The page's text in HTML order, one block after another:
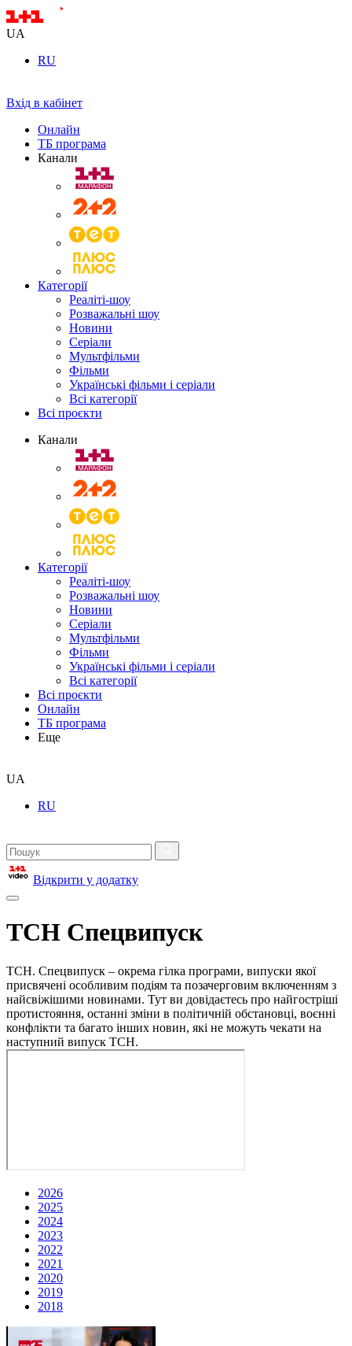
UA
RU
Вхід в кабінет
Онлайн
ТБ програма
Канали
Категорії
Реаліті-шоу
Розважальні шоу
Новини
Серіали
Мультфільми
Фільми
Українські фільми і серіали
Всі категорії
Всі проєкти
Канали
Категорії
Реаліті-шоу
Розважальні шоу
Новини
Серіали
Мультфільми
Фільми
Українські фільми і серіали
Всі категорії
Всі проєкти
Онлайн
ТБ програма
Еще
UA
RU
Відкрити у додатку
ТСН Спецвипуск
ТСН. Спецвипуск – окрема гілка програми, випуски якої
присвячені особливим подіям та позачерговим включенням з
найсвіжішими новинами. Тут ви довідаєтесь про найгостріші
протистояння, останні зміни в політичній обстановці, воєнні
конфлікти та багато інших новин, які не можуть чекати на
наступний випуск ТСН.
2026
2025
2024
2023
2022
2021
2020
2019
2018